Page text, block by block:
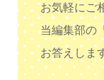
お気軽にご
当編集部の「
お答えしま